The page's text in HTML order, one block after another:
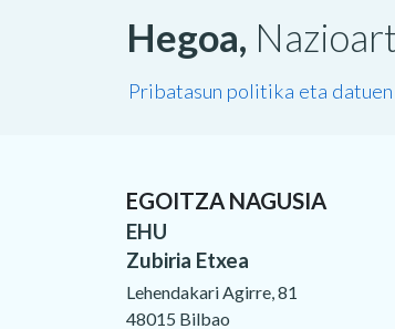
Hegoa,
Pribatasun politika eta
EGOITZA NAGUSIA
EHU
Zubiria Etxea
Lehendakari Agirre, 81
48015 Bilbao